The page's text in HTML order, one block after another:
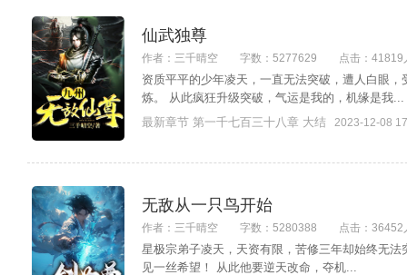
仙武独尊
作者：三千晴空 字数：5277629 点击：41819
资质平平的少年凌天，一直无法突破，遭人白眼
炼。 从此疯狂升级突破，气运是我的，机缘是我...
最新章节 第一千七百三十八章 大结
2023-12-08
无敌从一只鸟开始
作者：三千晴空 字数：5280388 点击：36452
星极宗弟子凌天，天资有限，苦修三年却始终无
见一丝希望！ 从此他要逆天改命，夺机...